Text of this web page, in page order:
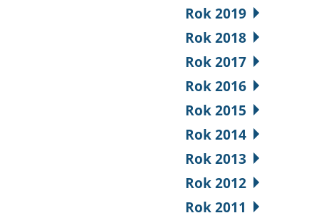
Rok 2019
Rok 2018
Rok 2017
Rok 2016
Rok 2015
Rok 2014
Rok 2013
Rok 2012
Rok 2011